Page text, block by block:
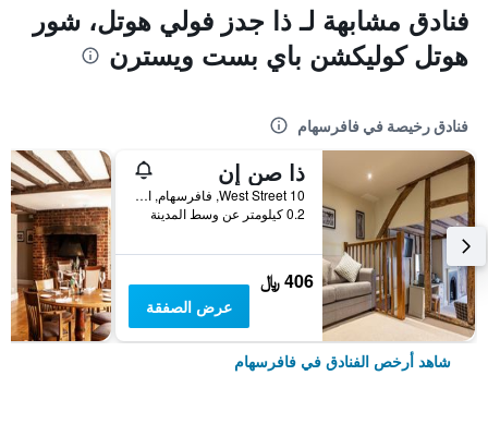
فنادق مشابهة لـ ذا جدز فولي هوتل، شور
هوتل كوليكشن باي بست ويسترن
فنادق رخيصة في فافرسهام
ذا صن إن
10 West Street, فافرسهام, المملكة المتحدة
0.2 كيلومتر عن وسط المدينة
406 ﷼
عرض الصفقة
شاهد أرخص الفنادق في فافرسهام